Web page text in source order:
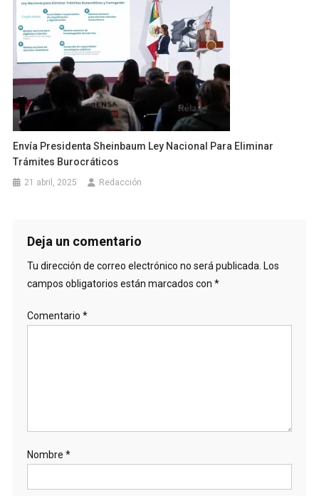
Envía Presidenta Sheinbaum Ley Nacional Para Eliminar
Trámites Burocráticos
21 abril, 2025 Redacción
Deja un comentario
Tu dirección de correo electrónico no será publicada. Los
campos obligatorios están marcados con *
Comentario *
Nombre *